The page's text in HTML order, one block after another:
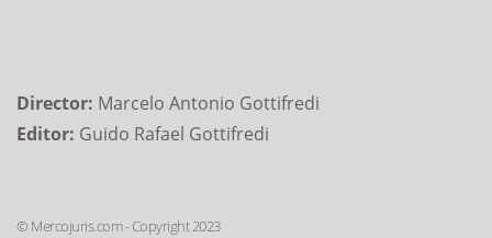
Director: Marcelo Antonio Gottifredi
Editor: Guido Rafael Gottifredi
© Mercojuris.com - Copyright 2023